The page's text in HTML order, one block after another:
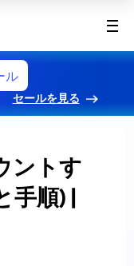
ル
セールを見る
ントす
手順) |